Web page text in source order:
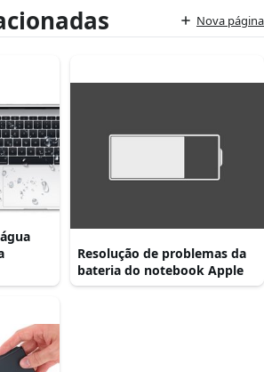
Nova página
Resolução de problemas da
bateria do notebook Apple